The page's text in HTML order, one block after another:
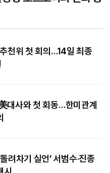
추천위 첫 회의…14일 최종
대사와 첫 회동…한미관계
려차기 실언’ 서범수·진종